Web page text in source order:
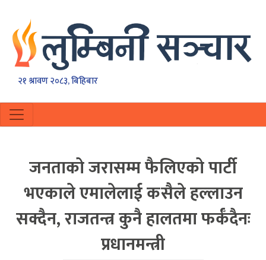
२१ श्रावण २०८३, बिहिबार
जनताको जरासम्म फैलिएको पार्टी
भएकाले एमालेलाई कसैले हल्लाउन
सक्दैन, राजतन्त्र कुनै हालतमा फर्कँदैनः
प्रधानमन्त्री